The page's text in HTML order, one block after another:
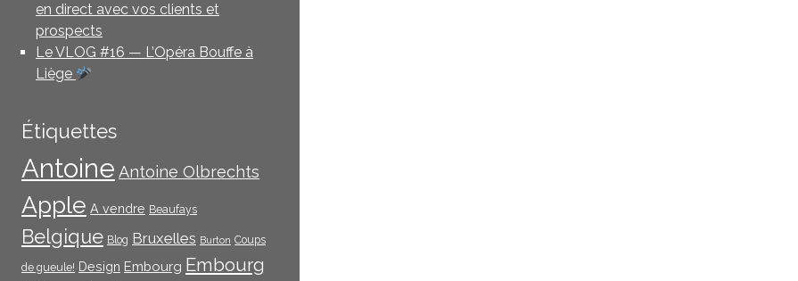
en direct avec vos clients et
prospects
Le VLOG #16 — L’Opéra Bouffe à
Liège
Étiquettes
Antoine Antoine Olbrechts
Apple A vendre Beaufays
Belgique Blog Bruxelles Burton Coups
de gueule! Design Embourg Embourg